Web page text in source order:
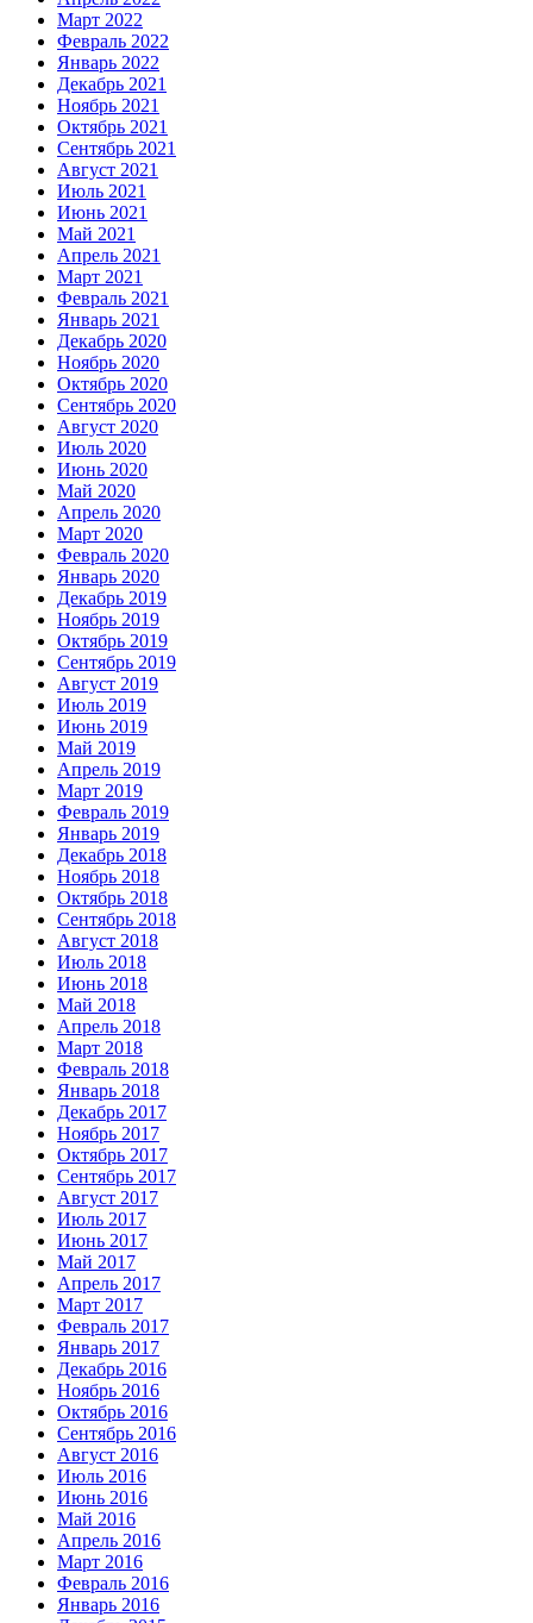
Март 2022
Февраль 2022
Январь 2022
Декабрь 2021
Ноябрь 2021
Октябрь 2021
Сентябрь 2021
Август 2021
Июль 2021
Июнь 2021
Май 2021
Апрель 2021
Март 2021
Февраль 2021
Январь 2021
Декабрь 2020
Ноябрь 2020
Октябрь 2020
Сентябрь 2020
Август 2020
Июль 2020
Июнь 2020
Май 2020
Апрель 2020
Март 2020
Февраль 2020
Январь 2020
Декабрь 2019
Ноябрь 2019
Октябрь 2019
Сентябрь 2019
Август 2019
Июль 2019
Июнь 2019
Май 2019
Апрель 2019
Март 2019
Февраль 2019
Январь 2019
Декабрь 2018
Ноябрь 2018
Октябрь 2018
Сентябрь 2018
Август 2018
Июль 2018
Июнь 2018
Май 2018
Апрель 2018
Март 2018
Февраль 2018
Январь 2018
Декабрь 2017
Ноябрь 2017
Октябрь 2017
Сентябрь 2017
Август 2017
Июль 2017
Июнь 2017
Май 2017
Апрель 2017
Март 2017
Февраль 2017
Январь 2017
Декабрь 2016
Ноябрь 2016
Октябрь 2016
Сентябрь 2016
Август 2016
Июль 2016
Июнь 2016
Май 2016
Апрель 2016
Март 2016
Февраль 2016
Январь 2016